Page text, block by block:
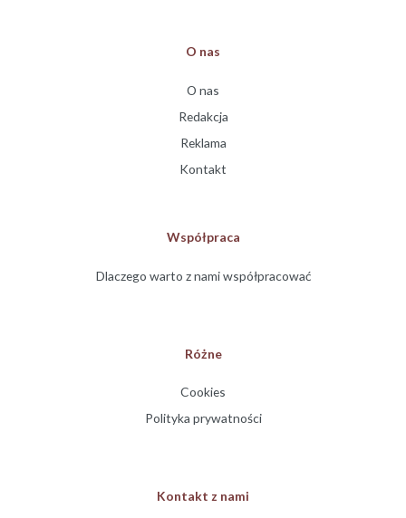
O nas
O nas
Redakcja
Reklama
Kontakt
Współpraca
Dlaczego warto z nami współpracować
Różne
Cookies
Polityka prywatności
Kontakt z nami